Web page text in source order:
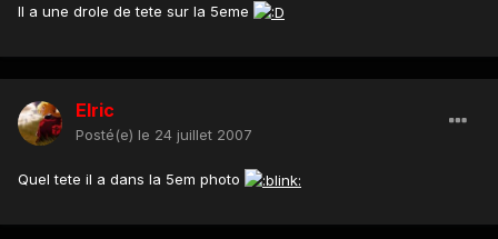
Il a une drole de tete sur la 5eme
Elric
Posté(e) le 24 juillet 2007
Quel tete il a dans la 5em photo